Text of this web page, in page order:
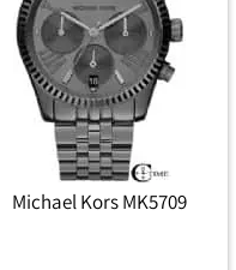
Michael Kors MK5709